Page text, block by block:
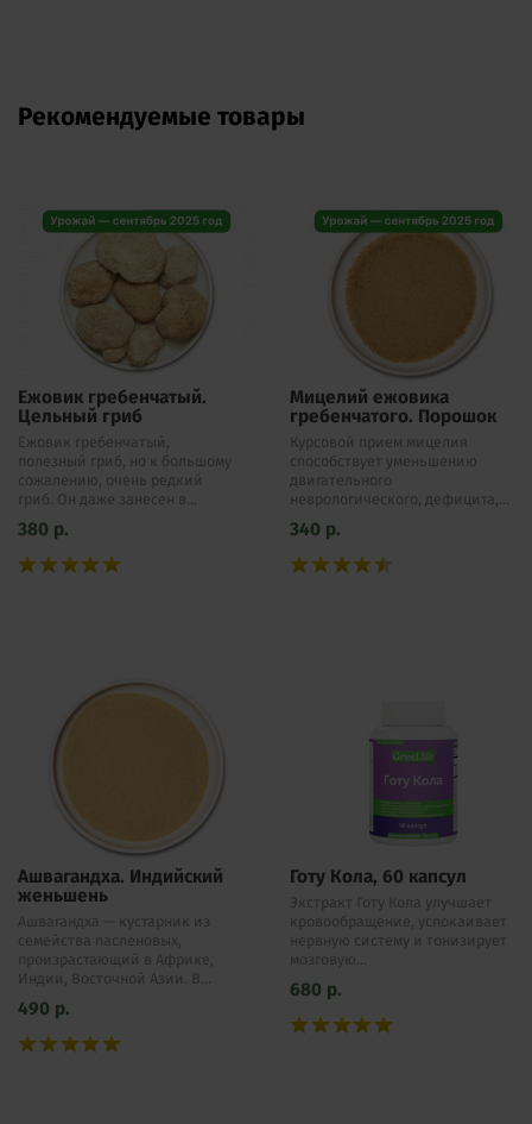
Рекомендуемые товары
Ежовик гребенчатый.
Цельный гриб
Ежовик гребенчатый,
полезный гриб, но к большому
сожалению, очень редкий
гриб. Он даже занесен в...
380 р.
Мицелий ежовика
гребенчатого. Порошок
Курсовой прием мицелия
способствует уменьшению
двигательного
неврологического, дефицита,...
340 р.
Ашвагандха. Индийский
женьшень
Ашвагандха — кустарник из
семейства пасленовых,
произрастающий в Африке,
Индии, Восточной Азии. В...
490 р.
Готу Кола, 60 капсул
Экстракт Готу Кола улучшает
кровообращение, успокаивает
нервную систему и тонизирует
мозговую...
680 р.